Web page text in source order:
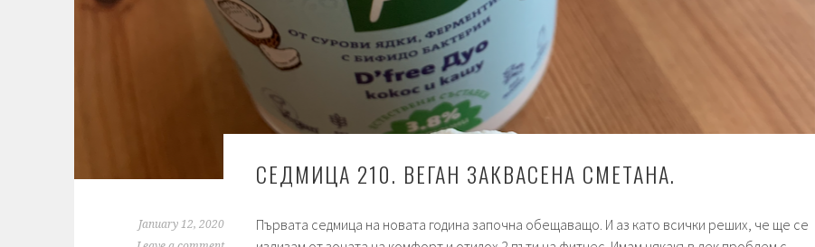
СЕДМИЦА 210. ВЕГАН ЗАКВАСЕНА СМЕТАНА.
January 12, 2020
Първата седмица на новата година започна обещаващо. И аз като всички реших, че ще се